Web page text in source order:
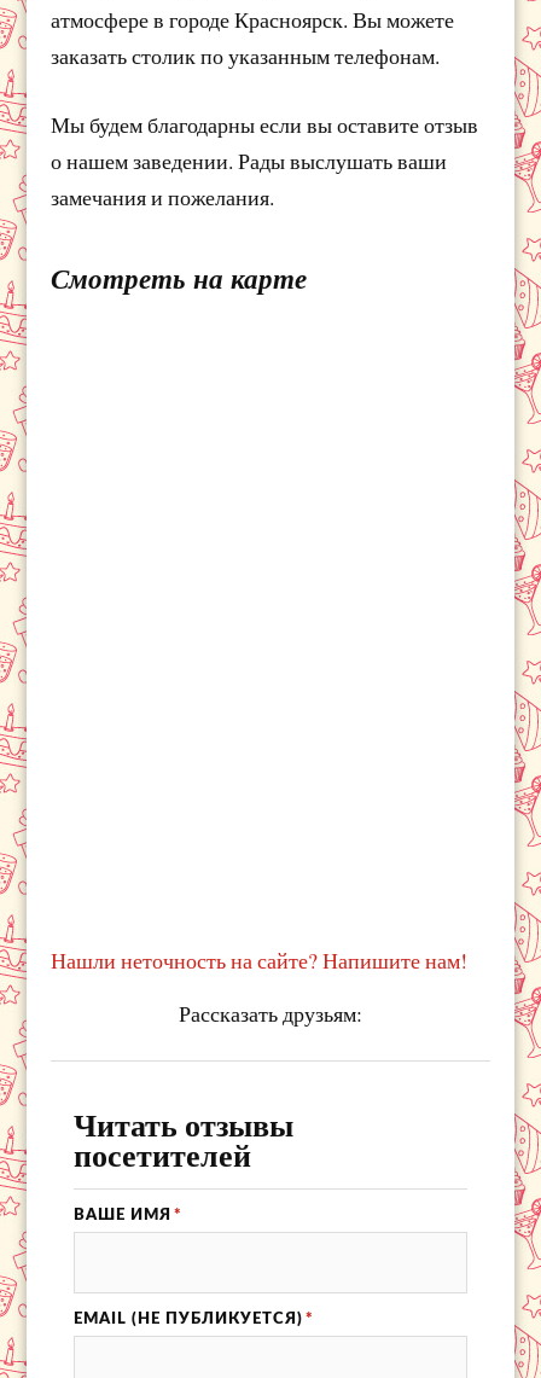
атмосфере в городе Красноярск. Вы можете
заказать столик по указанным телефонам.
Мы будем благодарны если вы оставите отзыв
о нашем заведении. Рады выслушать ваши
замечания и пожелания.
Смотреть на карте
Нашли неточность на сайте? Напишите нам!
Рассказать друзьям:
Читать отзывы
посетителей
ВАШЕ ИМЯ *
EMAIL (НЕ ПУБЛИКУЕТСЯ) *